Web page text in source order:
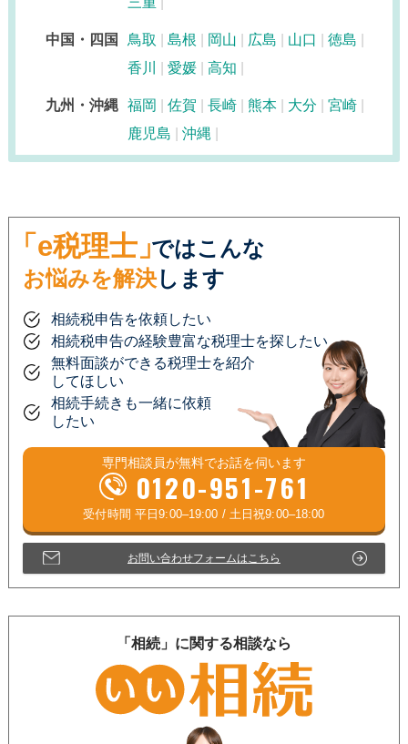
中国・四国 鳥取 島根 岡山 広島 山口
徳島
香川
愛媛 高知
九州・沖縄 福岡 佐賀 長崎 熊本 大分
宮崎
鹿児島
沖縄
「e税理士」ではこんな
お悩みを解決します
相続税申告を依頼したい
相続税申告の経験豊富な税理士を探したい
無料面談ができる税理士を紹介
してほしい
相続手続きも一緒に依頼
したい
専門相談員が無料でお話を伺います
0120-951-761
お問い合わせフォームはこちら
「相続」に関する相談なら